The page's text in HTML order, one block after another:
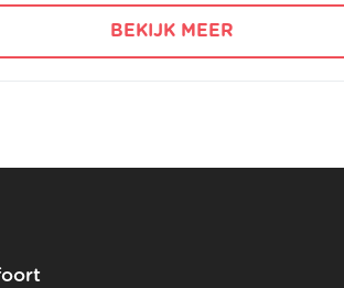
BEKIJK MEER